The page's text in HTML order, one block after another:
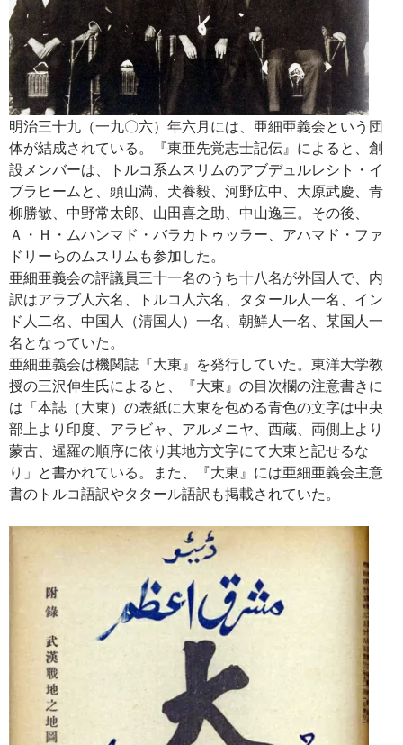
明治三十九（一九〇六）年六月には、亜細亜義会という団
体が結成されている。『東亜先覚志士記伝』によると、創
設メンバーは、トルコ系ムスリムのアブデュルレシト・イ
ブラヒームと、頭山満、犬養毅、河野広中、大原武慶、青
柳勝敏、中野常太郎、山田喜之助、中山逸三。その後、
Ａ・Ｈ・ムハンマド・バラカトゥッラー、アハマド・ファ
ドリーらのムスリムも参加した。
亜細亜義会の評議員三十一名のうち十八名が外国人で、内
訳はアラブ人六名、トルコ人六名、タタール人一名、イン
ド人二名、中国人（清国人）一名、朝鮮人一名、某国人一
名となっていた。
亜細亜義会は機関誌『大東』を発行していた。東洋大学教
授の三沢伸生氏によると、『大東』の目次欄の注意書きに
は「本誌（大東）の表紙に大東を包める青色の文字は中央
部上より印度、アラビャ、アルメニヤ、西蔵、両側上より
蒙古、暹羅の順序に依り其地方文字にて大東と記せるな
り」と書かれている。また、『大東』には亜細亜義会主意
書のトルコ語訳やタタール語訳も掲載されていた。